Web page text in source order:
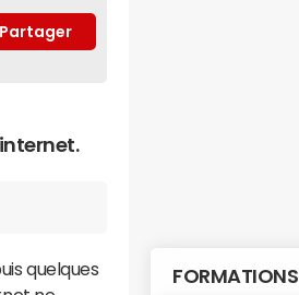
Partager
quelques
FORMATIONS